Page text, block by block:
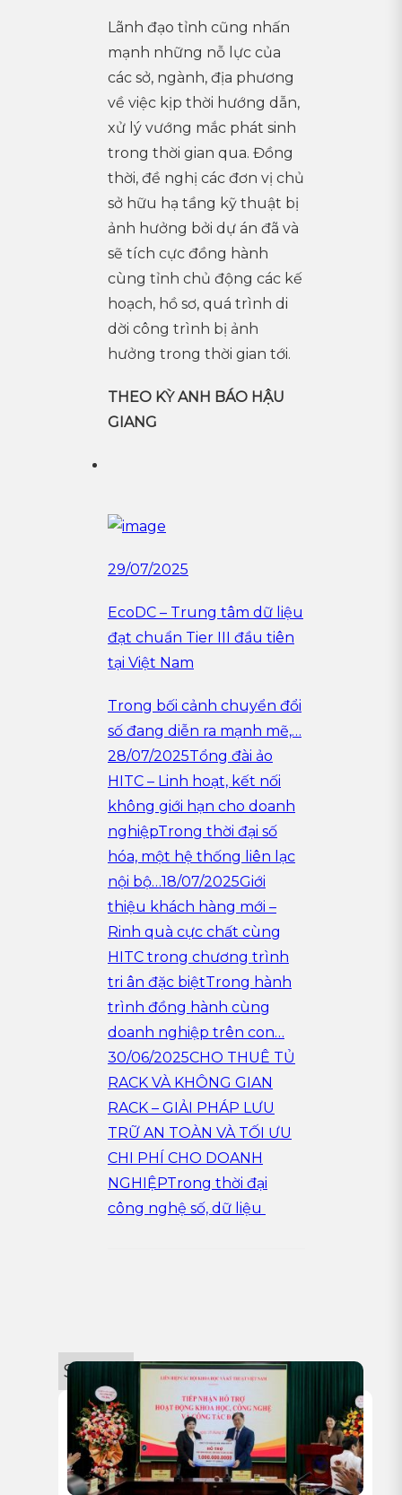
Lãnh đạo tỉnh cũng nhấn
mạnh những nỗ lực của
các sở, ngành, địa phương
về việc kịp thời hướng dẫn,
xử lý vướng mắc phát sinh
trong thời gian qua. Đồng
thời, đề nghị các đơn vị chủ
sở hữu hạ tầng kỹ thuật bị
ảnh hưởng bởi dự án đã và
sẽ tích cực đồng hành
cùng tỉnh chủ động các kế
hoạch, hồ sơ, quá trình di
dời công trình bị ảnh
hưởng trong thời gian tới.
THEO KỲ ANH BÁO HẬU
GIANG
29/07/2025
EcoDC – Trung tâm dữ liệu
đạt chuẩn Tier III đầu tiên
tại Việt Nam
Trong bối cảnh chuyển đổi
số đang diễn ra mạnh mẽ,…
28/07/2025Tổng đài ảo
HITC – Linh hoạt, kết nối
không giới hạn cho doanh
nghiệpTrong thời đại số
hóa, một hệ thống liên lạc
nội bộ…18/07/2025Giới
thiệu khách hàng mới –
Rinh quà cực chất cùng
HITC trong chương trình
tri ân đặc biệtTrong hành
trình đồng hành cùng
doanh nghiệp trên con…
30/06/2025CHO THUÊ TỦ
RACK VÀ KHÔNG GIAN
RACK – GIẢI PHÁP LƯU
TRỮ AN TOÀN VÀ TỐI ƯU
CHI PHÍ CHO DOANH
NGHIỆPTrong thời đại
công nghệ số, dữ liệu
Sự kiện